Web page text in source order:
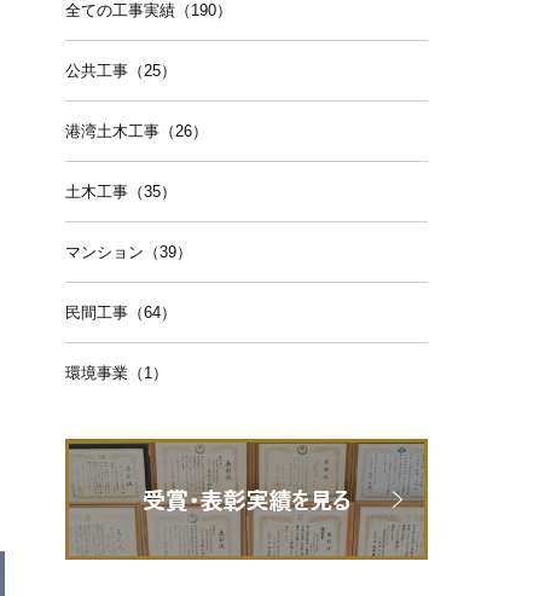
全ての工事実績（190）
公共工事（25）
港湾土木工事（26）
土木工事（35）
マンション（39）
民間工事（64）
環境事業（1）